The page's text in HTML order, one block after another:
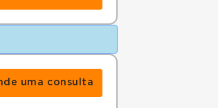
uma consulta